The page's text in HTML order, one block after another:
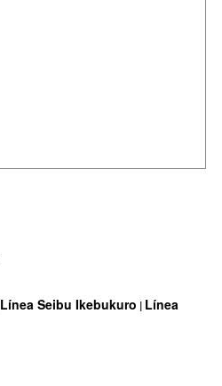
Línea Seibu Ikebukuro Línea